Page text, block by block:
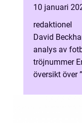
10 januari
redaktionel
David
analys av
tröjnummer
översikt över